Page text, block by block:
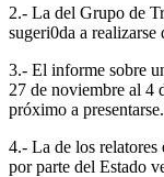
2.- La del Grupo de
sugeri0da a
3.- El informe sobre
27 de noviembre al 4
próximo a presentarse.
4.- La de los relatores
por parte del Estado